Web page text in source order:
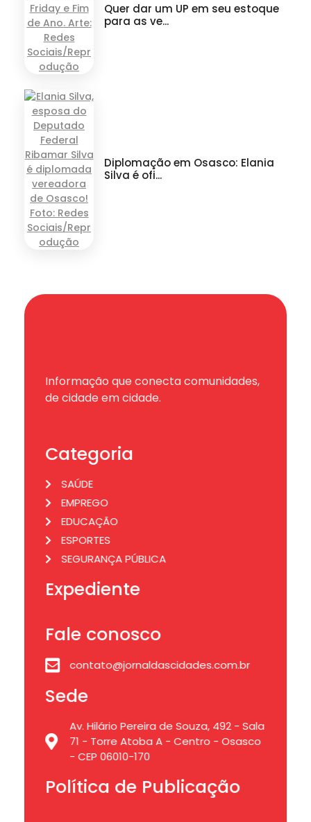
Quer dar um UP em seu estoque
para as ve...
Diplomação em Osasco: Elania
Silva é ofi...
Informação que conecta comunidades,
de cidade em cidade.
Categoria
SAÚDE
EMPREGO
EDUCAÇÃO
ESPORTES
SEGURANÇA PÚBLICA
Expediente
Fale conosco
contato@jornaldascidades.com.br
Sede
Av. Hilário Pereira de Souza, 492 - Sala
71 - Torre Atoba A - Centro - Osasco
- CEP 06010-170
Política de Publicação